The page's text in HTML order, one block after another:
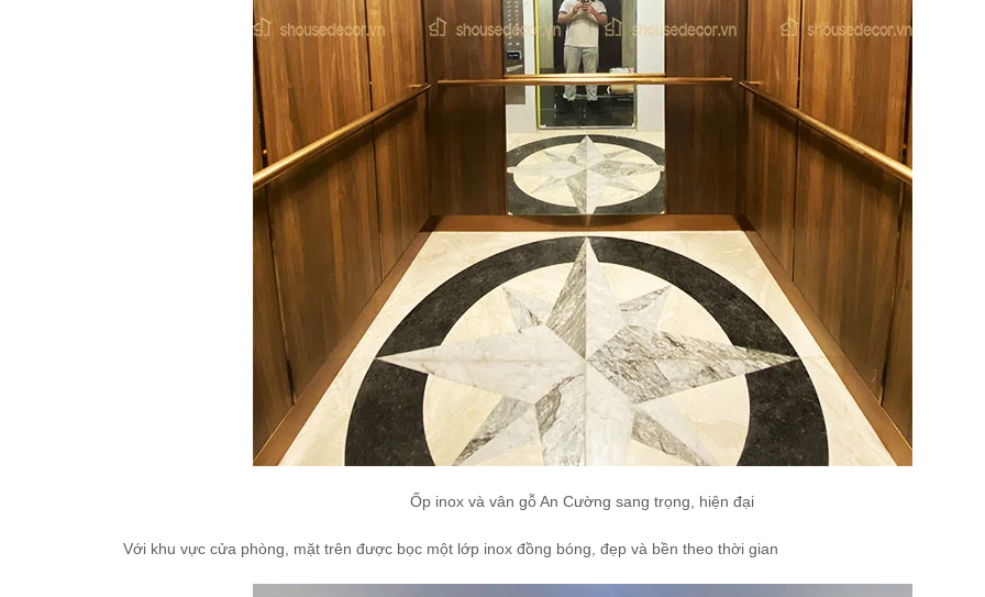
Ốp inox và vân gỗ An Cường sang trọng, hiện đại
Với khu vực cửa phòng, mặt trên được bọc một lớp inox đồng bóng, đẹp và bền theo thời gian